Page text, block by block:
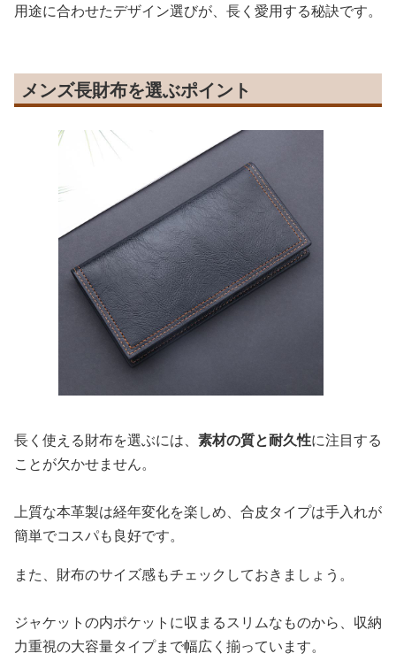
用途に合わせたデザイン選びが、長く愛用する秘訣です。
メンズ長財布を選ぶポイント
長く使える財布を選ぶには、 素材の質と耐久性に注目する
ことが欠かせません。
上質な本革製は経年変化を楽しめ、合皮タイプは手入れが
簡単でコスパも良好です。
また、財布のサイズ感もチェックしておきましょう。
ジャケットの内ポケットに収まるスリムなものから、収納
力重視の大容量タイプまで幅広く揃っています。